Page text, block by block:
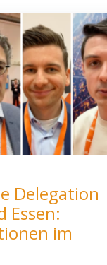
Delegation
Essen:
im